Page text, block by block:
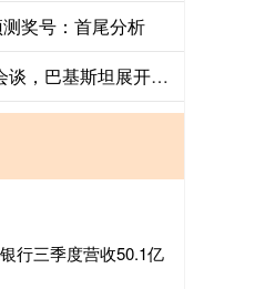
奖号：首尾分析
奕道配资 美伊或再次面对面会谈，巴基斯坦展开穿梭斡旋
行三季度营收50.1亿